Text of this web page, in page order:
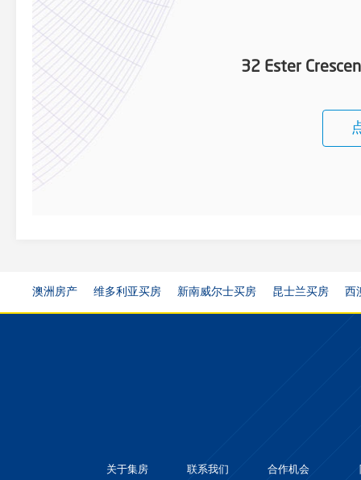
32 Ester
澳洲房产 维多利亚买房 新南威尔士买房 昆士兰买房 西
关于集房 联系我们 合作机会